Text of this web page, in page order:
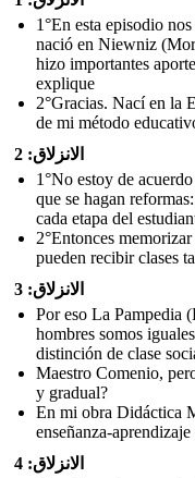
1°En esta episodio
nació en Niewniz
hizo importantes
explique
2°Gracias. Nací en la
de mi método
الانزلاق: 2
1°No estoy de
que se hagan
cada etapa del
2°Entonces
pueden recibir clases
الانزلاق: 3
Por eso La Pampedia
hombres somos
distinción de clase
Maestro Comenio,
y gradual?
En mi obra Didáctica
enseñanza-
الانزلاق: 4